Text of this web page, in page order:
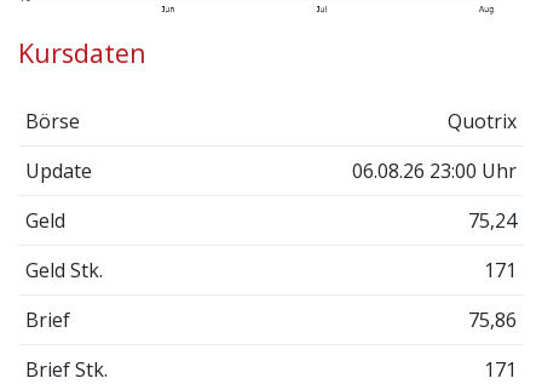
Kursdaten
Börse
Quotrix
Update
06.08.26 23:00 Uhr
Geld
75,24
Geld Stk.
171
Brief
75,86
Brief Stk.
171